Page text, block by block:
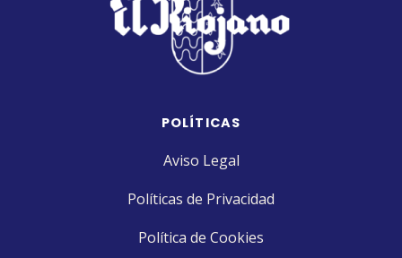
POLÍTICAS
Aviso Legal
Políticas de Privacidad
Política de Cookies